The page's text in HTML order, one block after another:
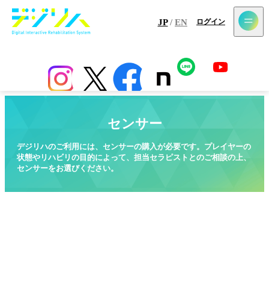
JP / EN ログイン
導入施設一覧 よくあるご質問 お問い合わせ
メールマガジン登録
センサー
デジリハのご利用には、センサーの購入が必要です。 プレイヤーの
状態やリハビリの目的によって、 担当セラピストとのご相談の上、
センサーをお選びください。